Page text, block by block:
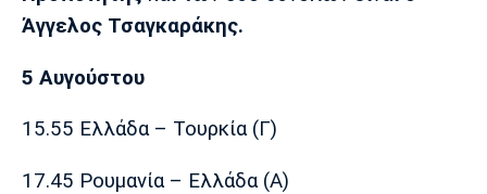
Άγγελος Τσαγκαράκης.
5 Αυγούστου
15.55 Ελλάδα – Τουρκία (Γ)
17.45 Ρουμανία – Ελλάδα (Α)